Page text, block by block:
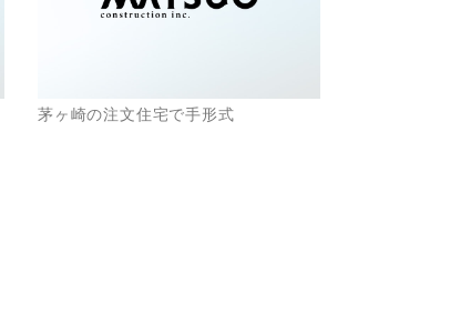
茅ヶ崎の注文住宅で手形式